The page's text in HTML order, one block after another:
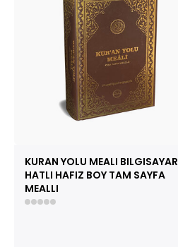
KURAN YOLU MEALI BILGISAYAR
HATLI HAFIZ BOY TAM SAYFA
MEALLI